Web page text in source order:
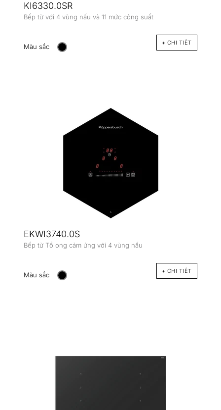
KI6330.0SR
Bếp từ với 4 vùng nấu và 11 mức công suất
Màu sắc + CHI TIÊT
EKWI3740.0S
Bếp từ Tổ ong cảm ứng với 4 vùng nấu
Màu sắc + CHI TIÊT